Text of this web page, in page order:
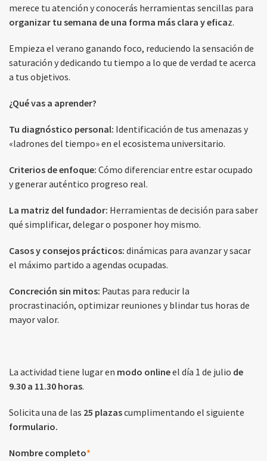
merece tu atención y conocerás herramientas sencillas para
organizar tu semana de una forma más clara y eficaz.
Empieza el verano ganando foco, reduciendo la sensación de
saturación y dedicando tu tiempo a lo que de verdad te acerca
a tus objetivos.
¿Qué vas a aprender?
Tu diagnóstico personal: Identificación de tus amenazas y
«ladrones del tiempo» en el ecosistema universitario.
Criterios de enfoque: Cómo diferenciar entre estar ocupado
y generar auténtico progreso real.
La matriz del fundador: Herramientas de decisión para saber
qué simplificar, delegar o posponer hoy mismo.
Casos y consejos prácticos: dinámicas para avanzar y sacar
el máximo partido a agendas ocupadas.
Concreción sin mitos: Pautas para reducir la
procrastinación, optimizar reuniones y blindar tus horas de
mayor valor.
La actividad tiene lugar en modo onlineel día 1 de julio de
9.30 a 11.30 horas.
Solicita una de las 25 plazascumplimentando el siguiente
formulario.
Nombre completo*